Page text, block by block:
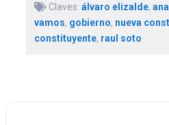
Claves: álvaro elizalde,
vamos, gobierno, nueva
constituyente, raul soto